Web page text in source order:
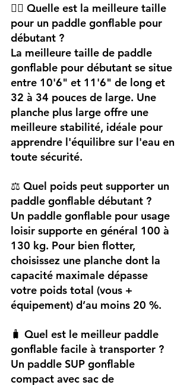
🏄‍♂️ Quelle est la meilleure taille
pour un paddle gonflable pour
débutant ?
La meilleure taille de paddle
gonflable pour débutant se situe
entre 10'6" et 11'6" de long et
32 à 34 pouces de large. Une
planche plus large offre une
meilleure stabilité, idéale pour
apprendre l'équilibre sur l'eau en
toute sécurité.
⚖️ Quel poids peut supporter un
paddle gonflable débutant ?
Un paddle gonflable pour usage
loisir supporte en général 100 à
130 kg. Pour bien flotter,
choisissez une planche dont la
capacité maximale dépasse
votre poids total (vous +
équipement) d’au moins 20 %.
🧳 Quel est le meilleur paddle
gonflable facile à transporter ?
Un paddle SUP gonflable
compact avec sac de